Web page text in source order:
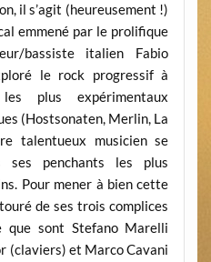
il s’agit (heureusement !)
emmené par le prolifique
bassiste italien Fabio
le rock progressif à
plus expérimentaux
(Hostsonaten, Merlin, La
talentueux musicien se
ses penchants les plus
Pour mener à bien cette
de ses trois complices
que sont Stefano Marelli
(claviers) et Marco Cavani